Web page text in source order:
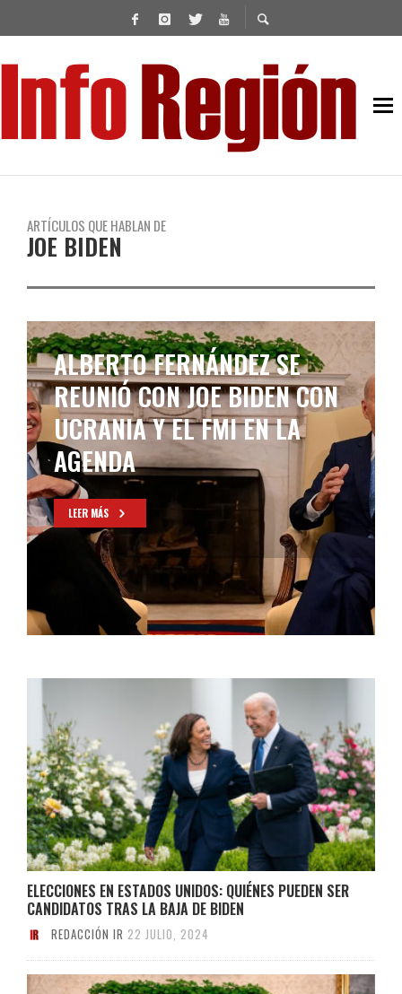
ARTÍCULOS QUE HABLAN DE
JOE BIDEN
SE
CON
LA
ALBERTO FERNÁNDEZ
PARTIÓ A WASHINGTON
PARA ENTREVISTARSE
JOSEPH BIDEN
LEER MÁS
ELECCIONES EN ESTADOS UNIDOS: QUIÉNES PUEDEN SER
CANDIDATOS TRAS LA BAJA DE BIDEN
REDACCIÓN IR 22 JULIO, 2024